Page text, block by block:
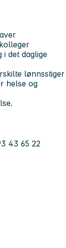
det daglige
lønnsstiger
helse og
43 65 22